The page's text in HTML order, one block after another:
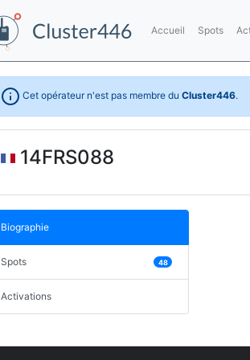
Accueil Spots
Cet opérateur n'est pas membre du Cluster446.
14FRS088
Biographie
Spots 48
Activations